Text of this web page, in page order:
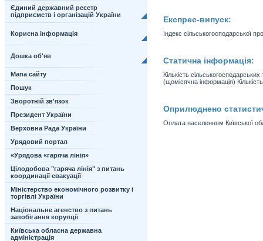
Єдиний державний реєстр
підприємств і організацій України
Корисна інформація
Дошка об'яв
Мапа сайту
Пошук
Зворотній зв'язок
Президент України
Верховна Рада України
Урядовий портал
«Урядова «гаряча лінія»
Цілодобова "гаряча лінія" з питань
координації евакуації
Міністерство економічного розвитку і
торгівлі України
Національне агенство з питань
запобігання корупції
Київська обласна державна
адміністрація
Експрес-випуск:
Індекс сільськогосподарської
Статична інформація:
Кількість
(щомісячна інформація)
Оприлюднено
Оплата населенням Київської